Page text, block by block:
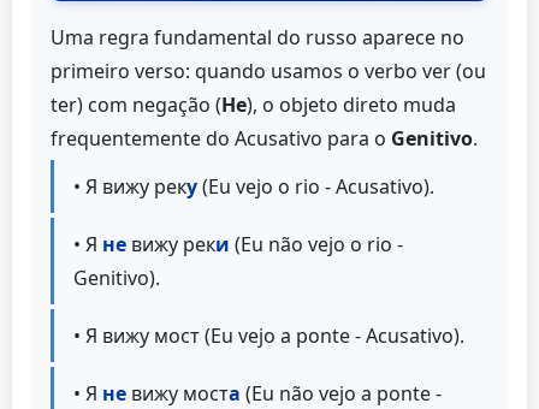
Uma regra fundamental do russo aparece no
primeiro verso: quando usamos o verbo ver (ou
ter) com negação (Не), o objeto direto muda
frequentemente do Acusativo para o Genitivo.
• Я вижу реку(Eu vejo o rio - Acusativo).
• Я не вижу реки (Eu não vejo o rio -
Genitivo).
• Я вижу мост (Eu vejo a ponte - Acusativo).
• Я не вижу моста (Eu não vejo a ponte -